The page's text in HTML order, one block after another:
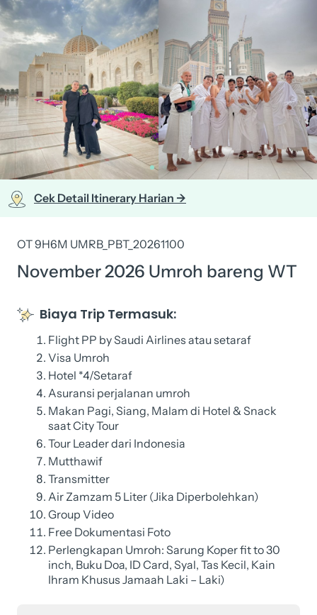
Cek Detail Itinerary Harian ->
OT 9H6M UMRB_PBT_20261100
November 2026 Umroh bareng WT
Biaya Trip Termasuk:
Flight PP by Saudi Airlines atau setaraf
Visa Umroh
Hotel *4/Setaraf
Asuransi perjalanan umroh
Makan Pagi, Siang, Malam di Hotel & Snack
saat City Tour
Tour Leader dari Indonesia
Mutthawif
Transmitter
Air Zamzam 5 Liter (Jika Diperbolehkan)
Group Video
Free Dokumentasi Foto
Perlengkapan Umroh: Sarung Koper fit to 30
inch, Buku Doa, ID Card, Syal, Tas Kecil, Kain
Ihram Khusus Jamaah Laki – Laki)